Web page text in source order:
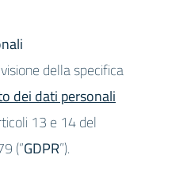
della specifica
dei dati personali
13 e 14 del
(“GDPR”).